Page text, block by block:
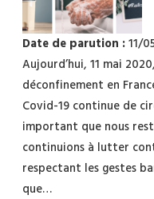
Date de parution : 11/
Aujourd’hui, 11 mai
déconfinement en
Covid-19 continue de
important que nous
continuions à lutter
respectant les gestes
que…